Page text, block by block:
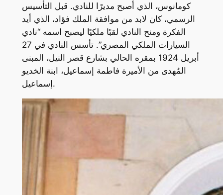
كومانوس، الذي أصبح مديرًا للنادي. قبل التأسيس
الرسمي، كان لابد من موافقة الملك فؤاد، الذي أيد
الفكرة ومنح النادي لقبًا ملكيًا ليصبح اسمه “نادي
السيارات الملكي المصري”. تأسس النادي في 27
أبريل 1924 بمقره الحالي بشارع قصر النيل، المبنى
المُهدى من الأميرة فاطمة إسماعيل، ابنة الخديو
إسماعيل.